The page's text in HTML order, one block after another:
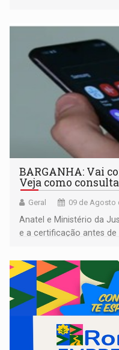
BARGANHA: Vai
Veja como
Geral 09 de Agosto
Anatel e Ministério da
e a certificação antes